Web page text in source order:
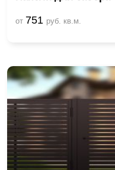
от 751 руб. кв.м.